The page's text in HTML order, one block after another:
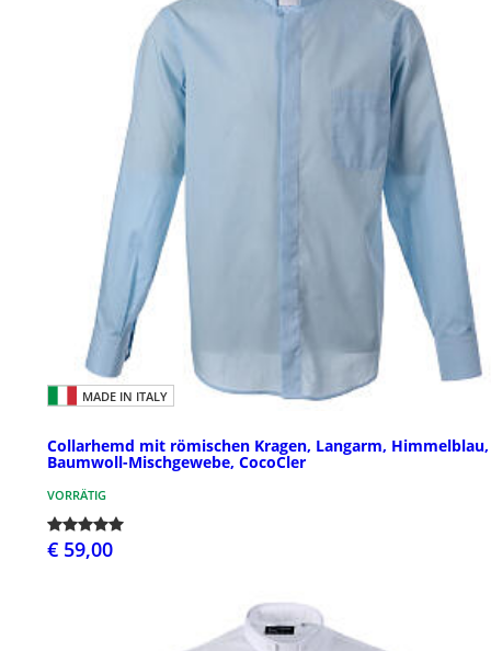
MADE IN ITALY
Collarhemd mit römischen Kragen, Langarm, Himmelblau,
Baumwoll-Mischgewebe, CocoCler
VORRÄTIG
€ 59,00